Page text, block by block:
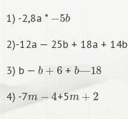
1) -2,8а *
5b
2)-12а — 25b + 18a + 14b
3) b — b +b 18
4) -7 +5 + 2